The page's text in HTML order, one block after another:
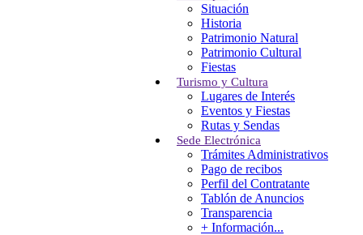
Situación
Historia
Patrimonio Natural
Patrimonio Cultural
Fiestas
Turismo y Cultura
Lugares de Interés
Eventos y Fiestas
Rutas y Sendas
Sede Electrónica
Trámites Administrativos
Pago de recibos
Perfil del Contratante
Tablón de Anuncios
Transparencia
+ Información...